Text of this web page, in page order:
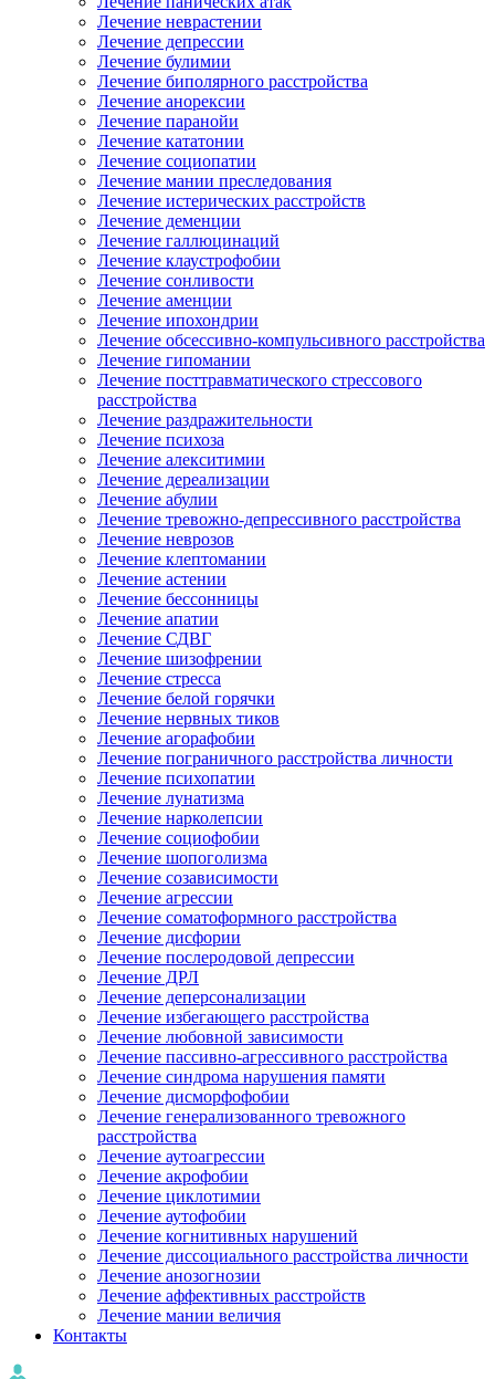
Лечение неврастении
Лечение депрессии
Лечение булимии
Лечение биполярного расстройства
Лечение анорексии
Лечение паранойи
Лечение кататонии
Лечение социопатии
Лечение мании преследования
Лечение истерических расстройств
Лечение деменции
Лечение галлюцинаций
Лечение клаустрофобии
Лечение сонливости
Лечение аменции
Лечение ипохондрии
Лечение обсессивно-компульсивного расстройства
Лечение гипомании
Лечение посттравматического стрессового
расстройства
Лечение раздражительности
Лечение психоза
Лечение алекситимии
Лечение дереализации
Лечение абулии
Лечение тревожно-депрессивного расстройства
Лечение неврозов
Лечение клептомании
Лечение астении
Лечение бессонницы
Лечение апатии
Лечение СДВГ
Лечение шизофрении
Лечение стресса
Лечение белой горячки
Лечение нервных тиков
Лечение агорафобии
Лечение пограничного расстройства личности
Лечение психопатии
Лечение лунатизма
Лечение нарколепсии
Лечение социофобии
Лечение шопоголизма
Лечение созависимости
Лечение агрессии
Лечение соматоформного расстройства
Лечение дисфории
Лечение послеродовой депрессии
Лечение ДРЛ
Лечение деперсонализации
Лечение избегающего расстройства
Лечение любовной зависимости
Лечение пассивно-агрессивного расстройства
Лечение синдрома нарушения памяти
Лечение дисморфофобии
Лечение генерализованного тревожного
расстройства
Лечение аутоагрессии
Лечение акрофобии
Лечение циклотимии
Лечение аутофобии
Лечение когнитивных нарушений
Лечение диссоциального расстройства личности
Лечение анозогнозии
Лечение аффективных расстройств
Лечение мании величия
Контакты